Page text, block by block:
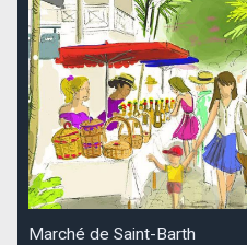
Marché de Saint-Barth